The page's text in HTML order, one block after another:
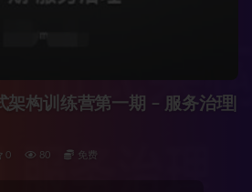
架构训练营第一期 – 服务治理|
0 80 免费